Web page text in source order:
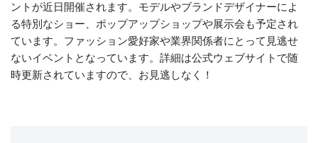
ントが近日開催されます。モデルやブランドデザイナーによ
る特別なショー、ポップアップショップや展示会も予定され
ています。ファッション愛好家や業界関係者にとって見逃せ
ないイベントとなっています。詳細は公式ウェブサイトで随
時更新されていますので、お見逃しなく！